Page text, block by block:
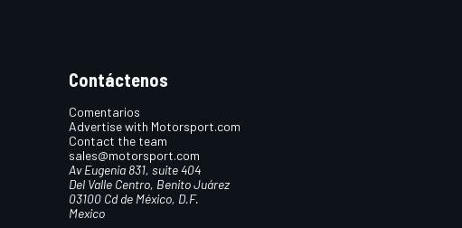
Contáctenos
Comentarios
Advertise with Motorsport.com
Contact the team
sales@motorsport.com
Av Eugenia 831, suite 404
Del Valle Centro, Benito Juárez
03100 Cd de México, D.F.
Mexico